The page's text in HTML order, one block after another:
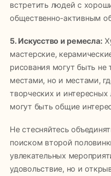
встретить людей с
общественно-активным
5. Искусство и ремесла:
мастерские,
рисования могут быть
местами, но и местами,
творческих и
могут быть общие
Не стесняйтесь
поиском второй
увлекательных
удовольствие, но и